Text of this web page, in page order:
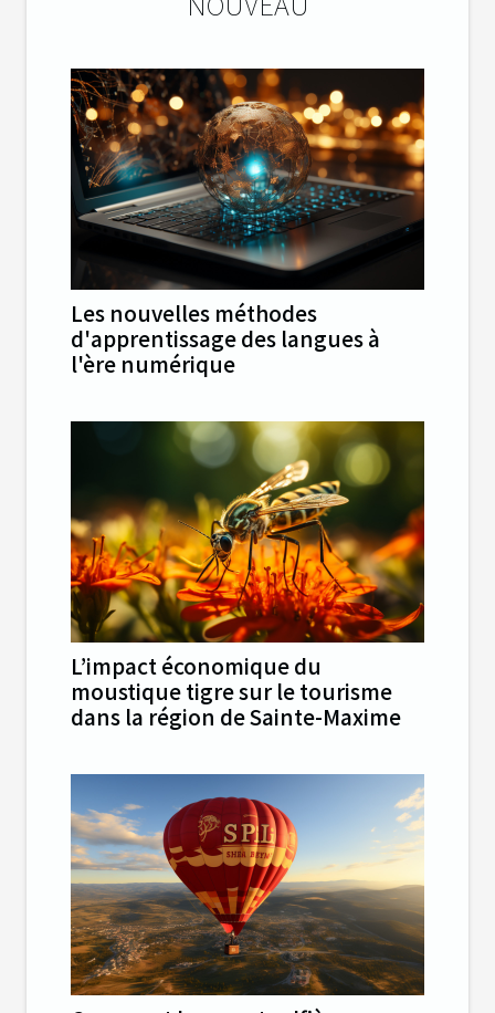
Les nouvelles méthodes
d'apprentissage des langues à
l'ère numérique
L’impact économique du
moustique tigre sur le tourisme
dans la région de Sainte-Maxime